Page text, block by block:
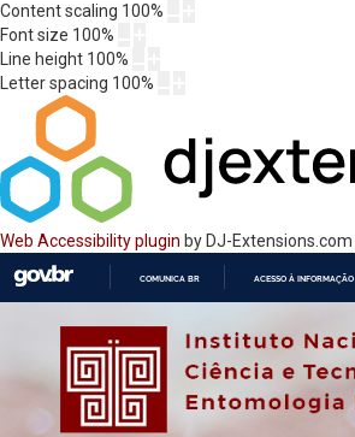
Content scaling 100%
Font size 100%
Line height 100%
Letter spacing 100%
Web Accessibility plugin by DJ-Extensions.com
O
COMUNICA BR ACESSO À INFORMAÇÃO